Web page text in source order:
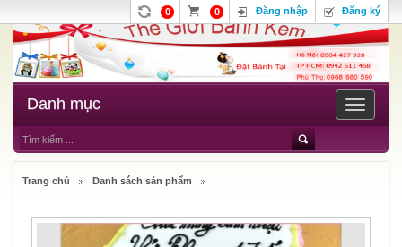
0 0 Đăng nhập Đăng ký
Toggle
Danh mục
Trang chủ Danh sách sản phẩm